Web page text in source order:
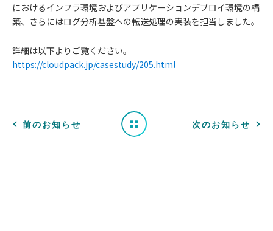
におけるインフラ環境およびアプリケーションデプロイ環境の構
築、さらにはログ分析基盤への転送処理の実装を担当しました。
詳細は以下よりご覧ください。
https://cloudpack.jp/casestudy/205.html
前のお知らせ
お
ら
せ
一 次のお知らせ